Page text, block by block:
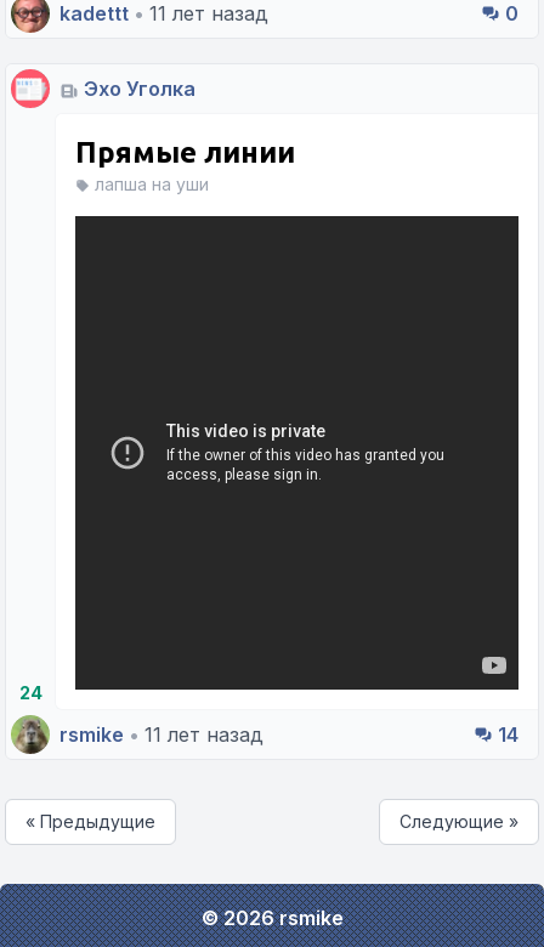
kadettt • 11 лет назад 0
Эхо Уголка
24
Прямые линии
лапша на уши
rsmike • 11 лет назад 14
« Предыдущие Следующие »
© 2026 rsmike